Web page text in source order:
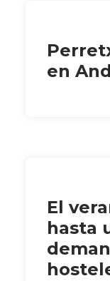
en
El
hasta